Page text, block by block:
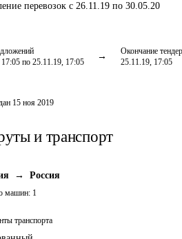
перевозок с 26.11.19 по 30.05.20
по 25.11.19, 17:05
Окончание
25.11.19, 17:05
15 ноя 2019
и транспорт
→ Россия
машин: 1
транспорта